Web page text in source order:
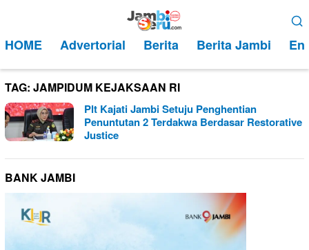
kontenMobile
HOME Advertorial Berita Berita Jambi
TAG: JAMPIDUM KEJAKSAAN RI
Plt Kajati Jambi Setuju Penghentian
Penuntutan 2 Terdakwa Berdasar Restorative
Justice
BANK JAMBI